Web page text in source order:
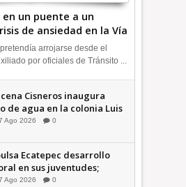
un puente a un
de ansiedad en la Vía
arrojarse desde el
por oficiales de Tránsito ...
Cisneros inaugura
de agua en la colonia Luis
Colosio +Video |
Ago 2026 0
Ecatepec desarrollo
en sus juventudes;
Feria de Empleo y
Ago 2026 0